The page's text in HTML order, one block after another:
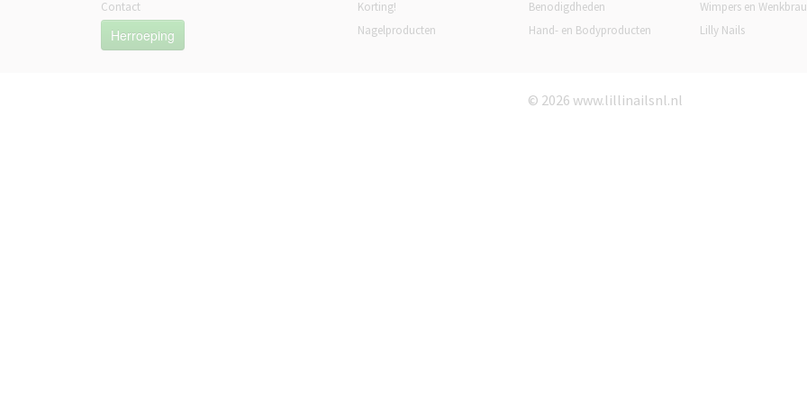
Contact
Herroeping
Korting!
Nagelproducten
Benodigdheden
Hand- en Bodyproducten
Wimpers en
Lilly Nails
© 2026 www.lillinailsnl.nl